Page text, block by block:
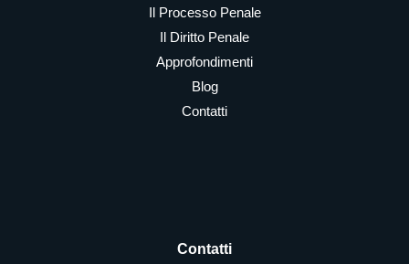
Il Processo Penale
Il Diritto Penale
Approfondimenti
Blog
Contatti
Contatti